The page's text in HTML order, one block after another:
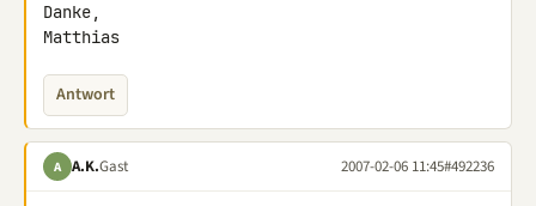
Danke,
Matthias
Antwort
A A.K.Gast 2007-02-06 11:45#492236